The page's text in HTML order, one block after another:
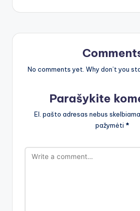
No comments yet. Why don’t you
Parašykite
El. pašto adresas nebus
pažymėti *